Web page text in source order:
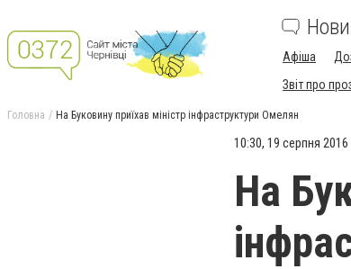
Афіша
Звіт про
Головна На Буковину приїхав міністр інфраструктури Омелян
10:30, 19 серпня 2016
На